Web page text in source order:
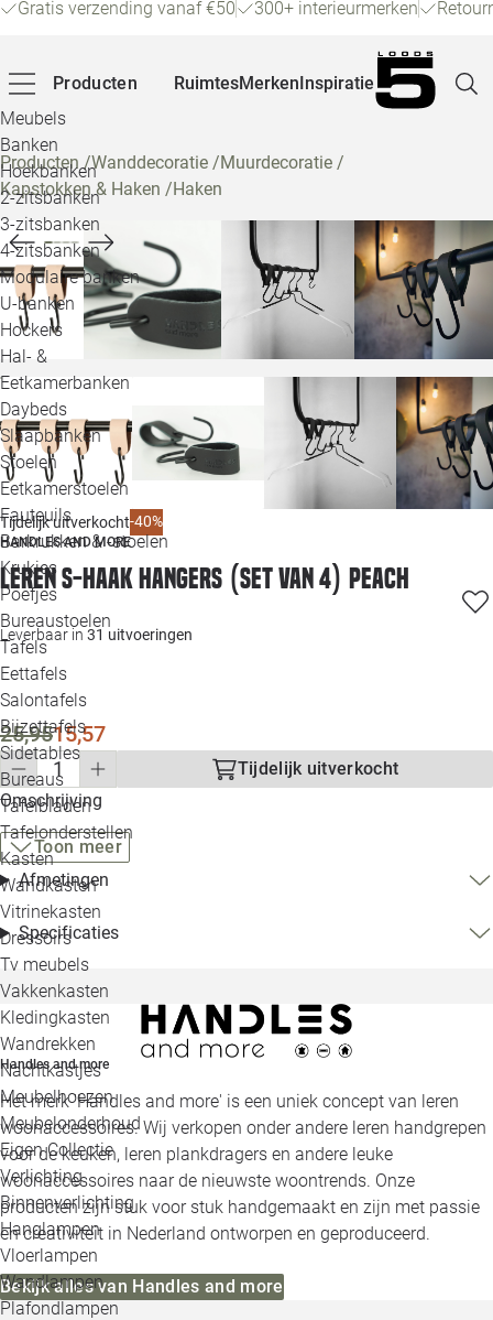
Gratis verzending vanaf €50 300+ interieurmerken
Producten
Meubels
Banken
Hoekbanken
2-zitsbanken
3-zitsbanken
4-zitsbanken
Modulaire banken
U-banken
Hockers
Hal- &
Eetkamerbanken
Daybeds
Slaapbanken
Stoelen
Eetkamerstoelen
Fauteuils
Barkrukken & -stoelen
Krukjes
Poefjes
Bureaustoelen
Tafels
Eettafels
Salontafels
Bijzettafels
Sidetables
Bureaus
Tafelbladen
Tafelonderstellen
Kasten
Wandkasten
Vitrinekasten
Dressoirs
Tv meubels
Vakkenkasten
Kledingkasten
Wandrekken
Nachtkastjes
Meubelhoezen
Meubelonderhoud
Eigen Collectie
Verlichting
Binnenverlichting
Hanglampen
Vloerlampen
Wandlampen
Plafondlampen
RuimtesMerkenInspiratie
Producten/Wanddecoratie /Muurdecoratie /
Kapstokken & Haken /Haken
Tijdelijk uitverkocht-40%
HANDLES AND MORE
Leren S-haak hangers (set van 4) Peach
Leverbaar in 31 uitvoeringen
25,9515,57
Tijdelijk uitverkocht
Omschrijving
Toon meer
Afmetingen
Specificaties
Handles and more
Het merk 'Handles and more' is een uniek concept van leren
woonaccessoires. Wij verkopen onder andere leren handgrepen
voor de keuken, leren plankdragers en andere leuke
woonaccessoires naar de nieuwste woontrends. Onze
producten zijn stuk voor stuk handgemaakt en zijn met passie
en creativiteit in Nederland ontworpen en geproduceerd.
Bekijk alles van Handles and more